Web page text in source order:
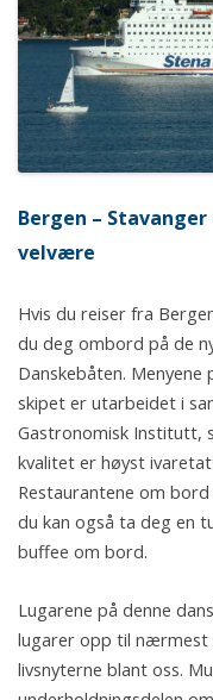
Bergen –
velvære
Hvis du reiser fra
du deg ombord på de
Danskebåten.
skipet er utarbeidet i
Gastronomisk Institutt,
kvalitet er høyst
Restaurantene om
du kan også ta deg en
buffee om bord.
Lugarene på denne
lugarer opp til
livsnyterne blant oss.